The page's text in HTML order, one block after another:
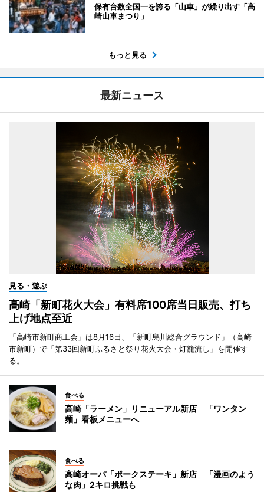
保有台数全国一を誇る「山車」が繰り出す「高
崎山車まつり」
もっと見る
最新ニュース
見る・遊ぶ
高崎「新町花火大会」有料席100席当日販売、打ち
上げ地点至近
「高崎市新町商工会」は8月16日、「新町烏川総合グラウンド」（高崎
市新町）で「第33回新町ふるさと祭り花火大会・灯籠流し」を開催す
る。
食べる
高崎「ラーメン」リニューアル新店 「ワンタン
麺」看板メニューへ
食べる
高崎オーパ「ポークステーキ」新店 「漫画のよう
な肉」2キロ挑戦も